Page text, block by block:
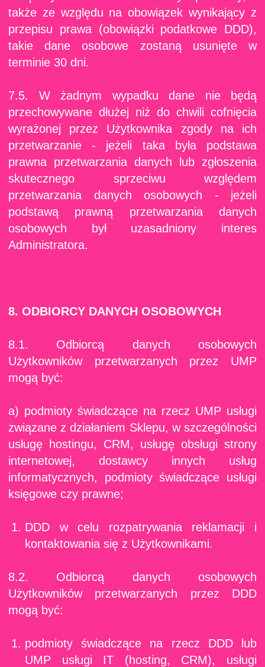
także ze względu na obowiązek wynikający z
przepisu prawa (obowiązki podatkowe DDD),
takie dane osobowe zostaną usunięte w
terminie 30 dni.
7.5. W żadnym wypadku dane nie będą
przechowywane dłużej niż do chwili cofnięcia
wyrażonej przez Użytkownika zgody na ich
przetwarzanie - jeżeli taka była podstawa
prawna przetwarzania danych lub zgłoszenia
skutecznego sprzeciwu względem
przetwarzania danych osobowych - jeżeli
podstawą prawną przetwarzania danych
osobowych był uzasadniony interes
Administratora.
8. ODBIORCY DANYCH OSOBOWYCH
8.1. Odbiorcą danych osobowych
Użytkowników przetwarzanych przez UMP
mogą być:
a) podmioty świadczące na rzecz UMP usługi
związane z działaniem Sklepu, w szczególności
usługę hostingu, CRM, usługę obsługi strony
internetowej, dostawcy innych usług
informatycznych, podmioty świadczące usługi
księgowe czy prawne;
DDD w celu rozpatrywania reklamacji i
kontaktowania się z Użytkownikami.
8.2. Odbiorcą danych osobowych
Użytkowników przetwarzanych przez DDD
mogą być:
podmioty świadczące na rzecz DDD lub
UMP usługi IT (hosting, CRM), usługi